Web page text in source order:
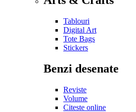
Tablouri
Digital Art
Tote Bags
Stickers
Benzi desenate
Reviste
Volume
Citeste online